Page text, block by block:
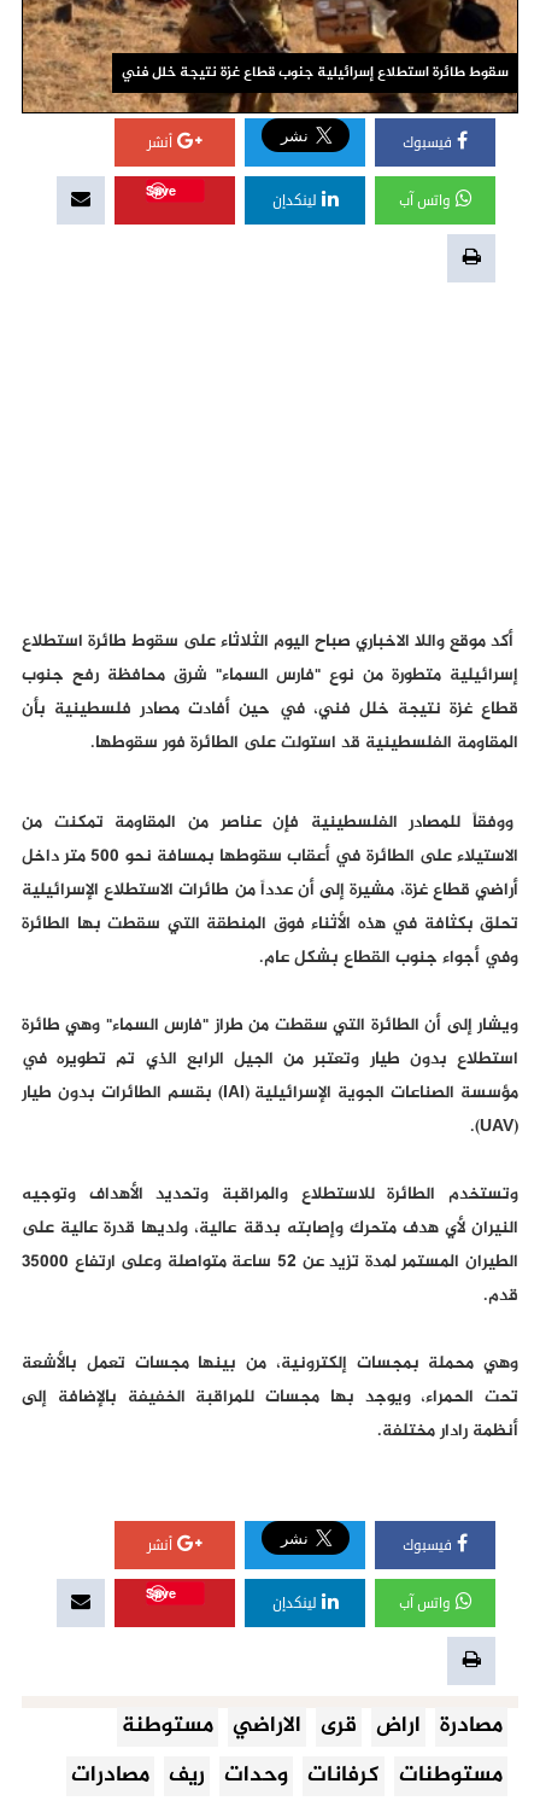
سقوط طائرة استطلاع إسرائيلية جنوب قطاع غزة نتيجة خلل فني
فيسبوك أنشر
واتس آب لينكدإن
Save
أكد موقع واللا الاخباري صباح اليوم الثلاثاء على سقوط طائرة استطلاع
إسرائيلية متطورة من نوع "فارس السماء" شرق محافظة رفح جنوب
قطاع غزة نتيجة خلل فني، في حين أفادت مصادر فلسطينية بأن
المقاومة الفلسطينية قد استولت على الطائرة فور سقوطها.
ووفقاً للمصادر الفلسطينية فإن عناصر من المقاومة تمكنت من
الاستيلاء على الطائرة في أعقاب سقوطها بمسافة نحو 500 متر داخل
أراضي قطاع غزة، مشيرة إلى أن عدداً من طائرات الاستطلاع الإسرائيلية
تحلق بكثافة في هذه الأثناء فوق المنطقة التي سقطت بها الطائرة
وفي أجواء جنوب القطاع بشكل عام.
ويشار إلى أن الطائرة التي سقطت من طراز "فارس السماء" وهي طائرة
استطلاع بدون طيار وتعتبر من الجيل الرابع الذي تم تطويره في
مؤسسة الصناعات الجوية الإسرائيلية (IAI) بقسم الطائرات بدون طيار
(UAV).
وتستخدم الطائرة للاستطلاع والمراقبة وتحديد الأهداف وتوجيه
النيران لأي هدف متحرك وإصابته بدقة عالية، ولديها قدرة عالية على
الطيران المستمر لمدة تزيد عن 52 ساعة متواصلة وعلى ارتفاع 35000
قدم.
وهي محملة بمجسات إلكترونية، من بينها مجسات تعمل بالأشعة
تحت الحمراء، ويوجد بها مجسات للمراقبة الخفيفة بالإضافة إلى
أنظمة رادار مختلفة.
فيسبوك أنشر
واتس آب لينكدإن
Save
مصادرة اراض قرى الاراضي مستوطنة
مستوطنات كرفانات وحدات ريف مصادرات